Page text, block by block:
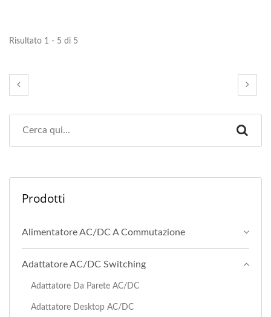
Risultato 1 - 5 di 5
Prodotti
Alimentatore AC/DC A Commutazione
Adattatore AC/DC Switching
Adattatore Da Parete AC/DC
Adattatore Desktop AC/DC